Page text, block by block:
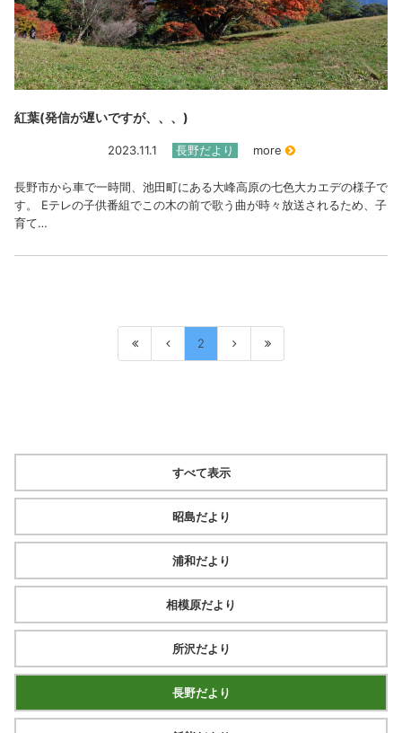
紅葉(発信が遅いですが、、、)
2023.11.1 長野だより more
長野市から車で一時間、池田町にある大峰高原の七色大カエデの様子で
す。 Eテレの子供番組でこの木の前で歌う曲が時々放送されるため、子
育て…
2
すべて表示
昭島だより
浦和だより
相模原だより
所沢だより
長野だより